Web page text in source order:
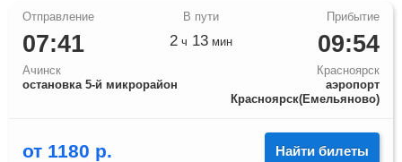
07:41
Ачинск
остановка 5-й микрорайон
09:54
Красноярск
аэропорт
Красноярск(Емельяново)
2 ч 13 мин
от 1180 р. Найти билеты